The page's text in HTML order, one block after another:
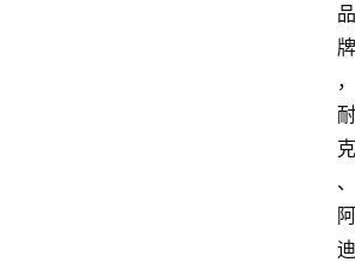
品
牌
，
耐
克
、
阿
迪